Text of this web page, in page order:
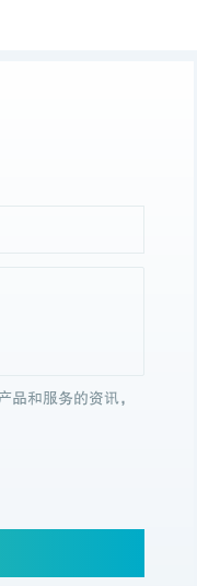
品和服务的资讯，